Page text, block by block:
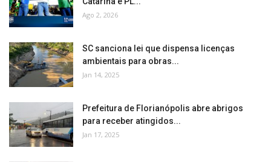
Ago 2, 2026
SC sanciona lei que dispensa licenças
ambientais para obras...
Jan 14, 2025
Prefeitura de Florianópolis abre abrigos
para receber atingidos...
Jan 17, 2025